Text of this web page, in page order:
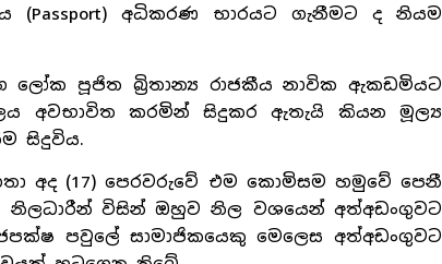
(Passport) අධිකරණ භාරයට ගැනීමට ද නියම
ලෝක පූජිත බ්‍රිතාන්‍ය රාජකීය නාවික ඇකඩමියට
අවභාවිත කරමින් සිදුකර ඇතැයි කියන මූල්‍ය
සිදුවිය.
අද (17) පෙරවරුවේ එම කොමිසම හමුවේ පෙනී
විසින් ඔහුව නිල වශයෙන් අත්අඩංගුවට
පවුලේ සාමාජිකයෙකු මෙලෙස අත්අඩංගුවට